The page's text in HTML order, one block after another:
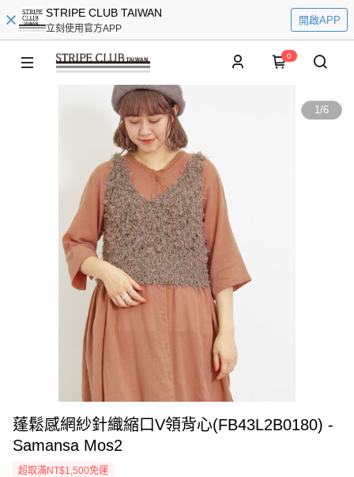
STRIPE CLUB TAIWAN
立刻使用官方APP
開啟APP
0
1/6
蓬鬆感網紗針織縮口V領背心(FB43L2B0180) -
Samansa Mos2
超取滿NT$1,500免運